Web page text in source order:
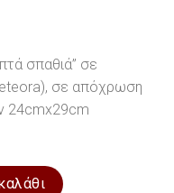
σπαθιά” σε
σε απόχρωση
24cmx29cm
24x29cm ποσότητα